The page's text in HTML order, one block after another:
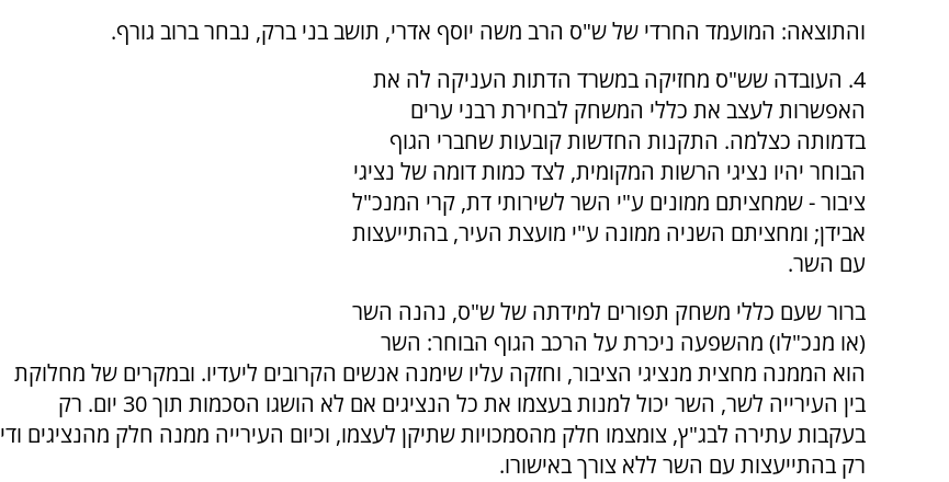
והתוצאה: המועמד החרדי של ש"ס הרב משה יוסף אדרי, תושב בני ברק, נבחר ברוב גורף.
4. העובדה שש"ס מחזיקה במשרד הדתות העניקה לה את
האפשרות לעצב את כללי המשחק לבחירת רבני ערים
בדמותה כצלמה. התקנות החדשות קובעות שחברי הגוף
הבוחר יהיו נציגי הרשות המקומית, לצד כמות דומה של נציגי
ציבור - שמחציתם ממונים ע"י השר לשירותי דת, קרי המנכ"ל
אבידן; ומחציתם השניה ממונה ע"י מועצת העיר, בהתייעצות
עם השר.
ברור שעם כללי משחק תפורים למידתה של ש"ס, נהנה השר
(או מנכ"לו) מהשפעה ניכרת על הרכב הגוף הבוחר: השר
הוא הממנה מחצית מנציגי הציבור, וחזקה עליו שימנה אנשים הקרובים ליעדיו. ובמקרים של מחלוקת
בין העירייה לשר, השר יכול למנות בעצמו את כל הנציגים אם לא הושגו הסכמות תוך 30 יום. רק
בעקבות עתירה לבג"ץ, צומצמו חלק מהסמכויות שתיקן לעצמו, וכיום העירייה ממנה חלק מהנציגים ודי
רק בהתייעצות עם השר ללא צורך באישורו.